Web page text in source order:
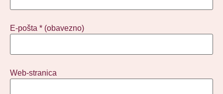
E-pošta * (obavezno)
Web-stranica